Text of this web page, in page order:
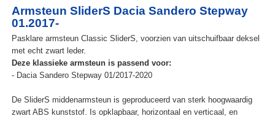
Armsteun SliderS Dacia Sandero Stepway
01.2017-
Pasklare armsteun Classic SliderS, voorzien van uitschuifbaar deksel
met echt zwart leder.
Deze klassieke armsteun is passend voor:
- Dacia Sandero Stepway 01/2017-2020
De SliderS middenarmsteun is geproduceerd van sterk hoogwaardig
zwart ABS kunststof. Is opklapbaar, horizontaal en verticaal, en